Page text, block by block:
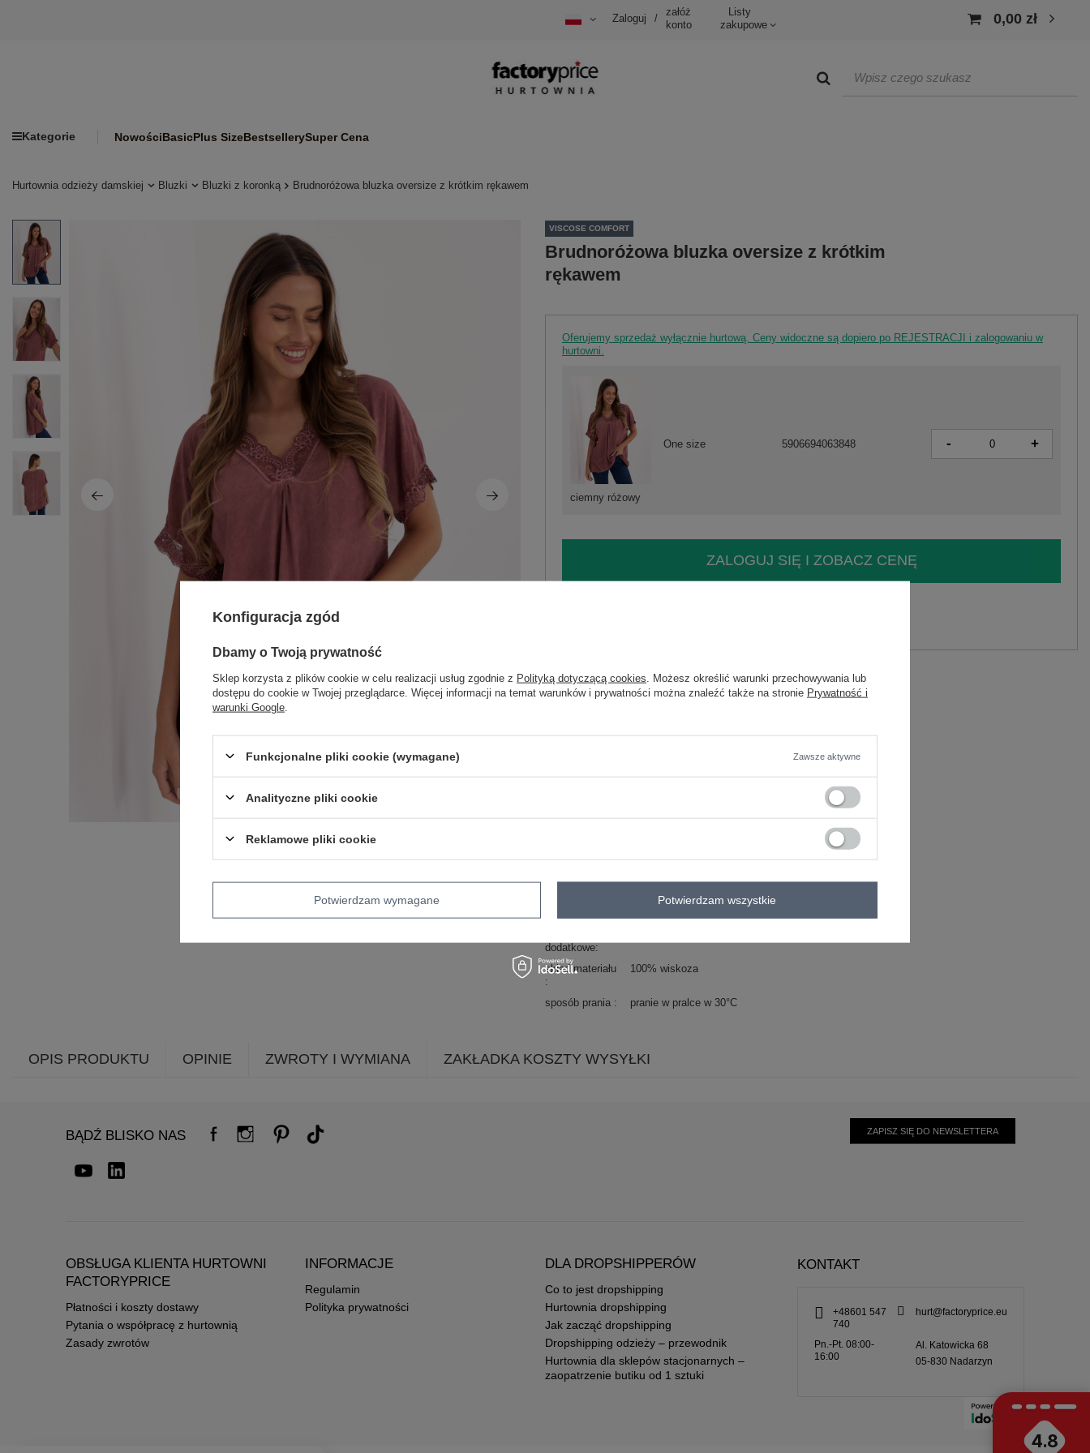
Zaloguj /
załóż
konto
Listy
zakupowe
0,00 zł
Kategorie NowościBasicPlus SizeBestsellerySuper Cena
Hurtownia odzieży damskiej Bluzki Bluzki z koronką Brudnoróżowa bluzka oversize z krótkim rękawem
VISCOSE COMFORT
Brudnoróżowa bluzka oversize z krótkim
rękawem
Oferujemy sprzedaż wyłącznie hurtową. Ceny widoczne są dopiero po REJESTRACJI i zalogowaniu w
hurtowni.
ciemny różowy
One size 5906694063848 - +
ZALOGUJ SIĘ I ZOBACZ CENĘ
Kod produktu
MI-BZ-7951.34
Marka
ITALY MODA
dodatkowe
skład materiału 100% wiskoza
sposób prania pranie w pralce w 30°C
OPIS PRODUKTU OPINIE ZWROTY I WYMIANA ZAKŁADKA KOSZTY WYSYŁKI
BĄDŹ BLISKO NAS ZAPISZ SIĘ DO NEWSLETTERA
OBSŁUGA KLIENTA HURTOWNI
FACTORYPRICE
Płatności i koszty dostawy
Pytania o współpracę z hurtownią
Zasady zwrotów
INFORMACJE
Regulamin
Polityka prywatności
DLA DROPSHIPPERÓW
Co to jest dropshipping
Hurtownia dropshipping
Jak zacząć dropshipping
Dropshipping odzieży – przewodnik
Hurtownia dla sklepów stacjonarnych –
zaopatrzenie butiku od 1 sztuki
KONTAKT
+48601 547
740
hurt@factoryprice.eu
Pn.-Pt. 08:00-
16:00
Al. Katowicka 68
05-830 Nadarzyn
4.8
Konfiguracja zgód
Dbamy o Twoją prywatność
Sklep korzysta z plików cookie w celu realizacji usług zgodnie z Polityką dotyczącą cookies . Możesz określić warunki przechowywania lub
dostępu do cookie w Twojej przeglądarce. Więcej informacji na temat warunków i prywatności można znaleźć także na stronie Prywatność i
warunki Google
Funkcjonalne pliki cookie (wymagane) Zawsze aktywne
Analityczne pliki cookie
Reklamowe pliki cookie
Potwierdzam wymagane Potwierdzam wszystkie